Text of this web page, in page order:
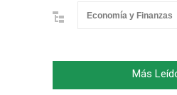
Economía y Finanzas
Más